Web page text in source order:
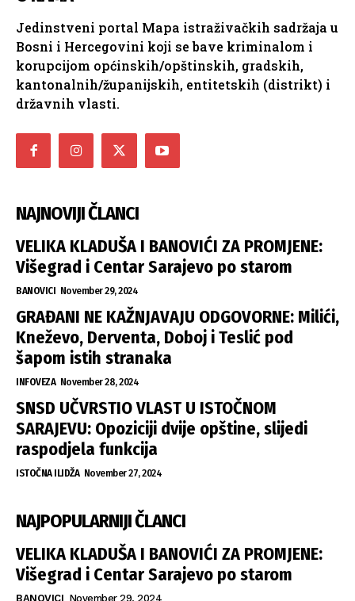
Jedinstveni portal Mapa istraživačkih sadržaja u
Bosni i Hercegovini koji se bave kriminalom i
korupcijom općinskih/opštinskih, gradskih,
kantonalnih/županijskih, entitetskih (distrikt) i
državnih vlasti.
NAJNOVIJI ČLANCI
VELIKA KLADUŠA I BANOVIĆI ZA PROMJENE:
Višegrad i Centar Sarajevo po starom
BANOVICI November 29, 2024
GRAĐANI NE KAŽNJAVAJU ODGOVORNE: Milići,
Kneževo, Derventa, Doboj i Teslić pod
šapom istih stranaka
INFOVEZA November 28, 2024
SNSD UČVRSTIO VLAST U ISTOČNOM
SARAJEVU: Opoziciji dvije opštine, slijedi
raspodjela funkcija
ISTOČNA ILIDŽA November 27, 2024
NAJPOPULARNIJI ČLANCI
VELIKA KLADUŠA I BANOVIĆI ZA PROMJENE:
Višegrad i Centar Sarajevo po starom
BANOVICI November 29, 2024